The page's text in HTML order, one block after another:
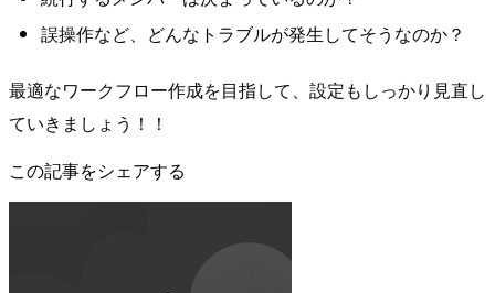
誤操作など、どんなトラブルが発生してそうなのか？
最適なワークフロー作成を目指して、設定もしっかり見直し
ていきましょう！！
この記事をシェアする